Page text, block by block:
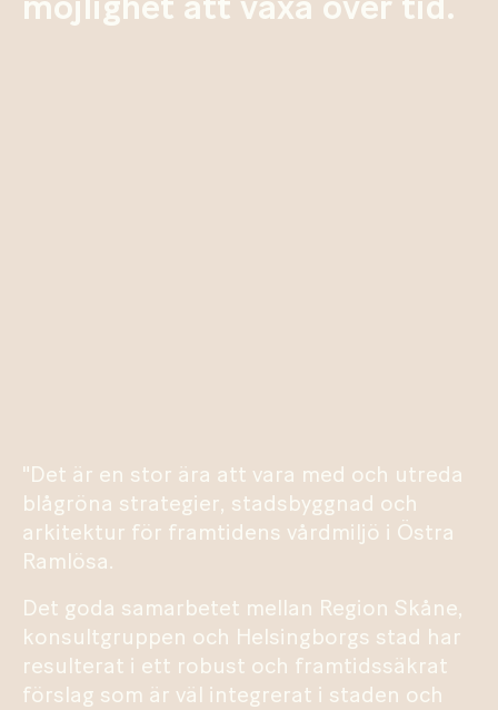
möjlighet att växa över tid.
"Det är en stor ära att vara med och utreda
blågröna strategier, stadsbyggnad och
arkitektur för framtidens vårdmiljö i Östra
Ramlösa.
Det goda samarbetet mellan Region Skåne,
konsultgruppen och Helsingborgs stad har
resulterat i ett robust och framtidssäkrat
förslag som är väl integrerat i staden och